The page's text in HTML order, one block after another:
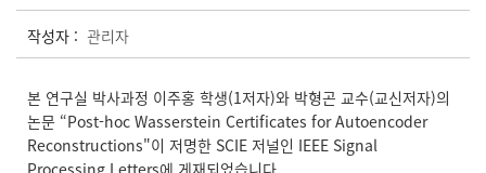
작성자 : 관리자
본 연구실 박사과정 이주홍 학생(1저자)와 박형곤 교수(교신저자)의
논문 “Post-hoc Wasserstein Certificates for Autoencoder
Reconstructions"이 저명한 SCIE 저널인 IEEE Signal
Processing Letters에 게재되었습니다.